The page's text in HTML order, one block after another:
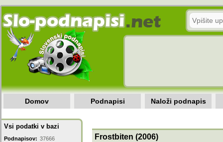
Domov Podnapisi Naloži podnapis
Vsi podatki v bazi
Podnapisov: 37666 Frostbiten (2006)